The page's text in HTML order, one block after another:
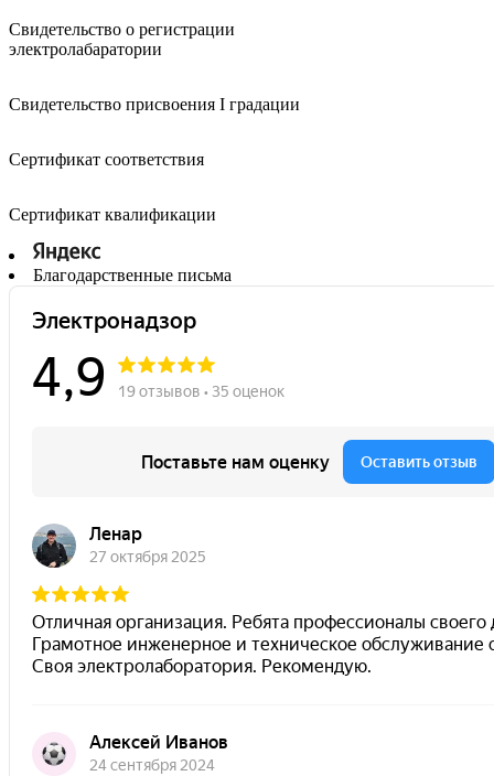
Свидетельство о регистрации
электролабаратории
Свидетельство присвоения I градации
Сертификат соответствия
Сертификат квалификации
Благодарственные письма